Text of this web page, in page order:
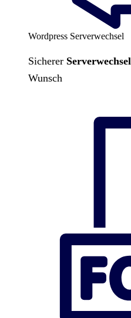
Wordpress Serverwechsel
Sicherer Serverwechsel
Wunsch